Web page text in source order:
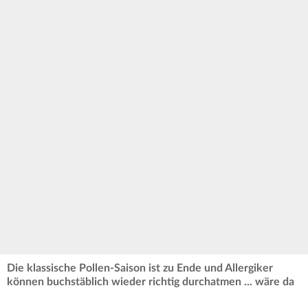
Die klassische Pollen-Saison ist zu Ende und Allergiker
können buchstäblich wieder richtig durchatmen ... wäre da